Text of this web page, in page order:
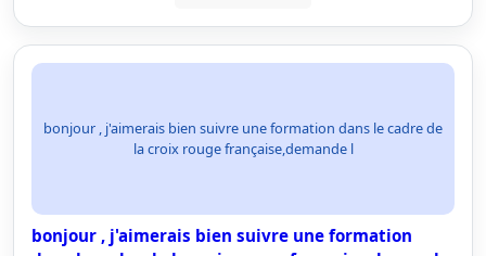
bonjour , j'aimerais bien suivre une formation dans le cadre de
la croix rouge française,demande l
bonjour , j'aimerais bien suivre une formation